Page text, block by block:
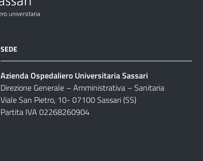
SEDE
Azienda Ospedaliero Universitaria Sassari
Direzione Generale – Amministrativa – Sanitaria
Viale San Pietro, 10- 07100 Sassari (SS)
Partita IVA 02268260904